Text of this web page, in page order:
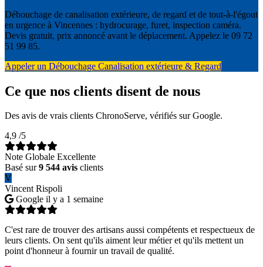
Débouchage de canalisation extérieure, de regard et de tout-à-l'égout
en urgence à Vincennes : hydrocurage, furet, inspection caméra.
Devis gratuit, prix annoncé avant le déplacement. Appelez le 09 72
51 99 85.
Appeler un Débouchage Canalisation extérieure & Regard
Ce que nos clients disent de nous
Des avis de vrais clients ChronoServe, vérifiés sur Google.
4,9 /5
Note Globale Excellente
Basé sur9 544 avis clients
V
Vincent Rispoli
Google il y a 1 semaine
C'est rare de trouver des artisans aussi compétents et respectueux de
leurs clients. On sent qu'ils aiment leur métier et qu'ils mettent un
point d'honneur à fournir un travail de qualité.